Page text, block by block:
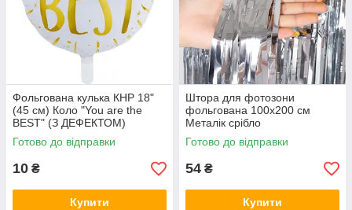
Фольгована кулька КНР 18"
(45 см) Коло "You are the
BEST" (З ДЕФЕКТОМ)
Готово до відправки
10 ₴
Купити
Штора для фотозони
фольгована 100х200 см
Металік срібло
Готово до відправки
54 ₴
Купити